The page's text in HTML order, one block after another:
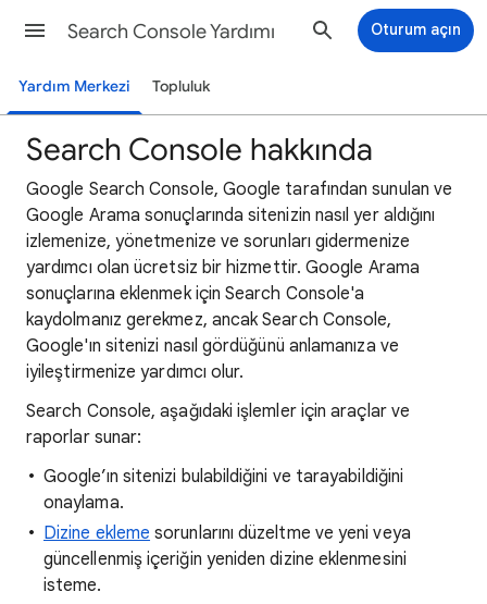
Search Console Yardımı Oturum açın
Yardım Merkezi Topluluk
Search Console hakkında
Google Search Console, Google tarafından sunulan ve
Google Arama sonuçlarında sitenizin nasıl yer aldığını
izlemenize, yönetmenize ve sorunları gidermenize
yardımcı olan ücretsiz bir hizmettir. Google Arama
sonuçlarına eklenmek için Search Console'a
kaydolmanız gerekmez, ancak Search Console,
Google'ın sitenizi nasıl gördüğünü anlamanıza ve
iyileştirmenize yardımcı olur.
Search Console, aşağıdaki işlemler için araçlar ve
raporlar sunar:
Google’ın sitenizi bulabildiğini ve tarayabildiğini
onaylama.
Dizine ekleme sorunlarını düzeltme ve yeni veya
güncellenmiş içeriğin yeniden dizine eklenmesini
isteme.